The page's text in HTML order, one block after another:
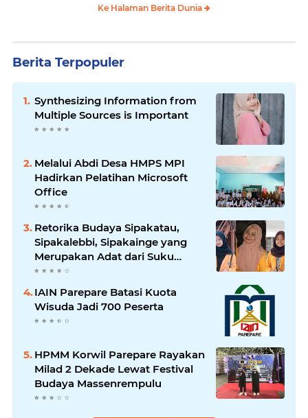
Ke Halaman Berita Dunia
Berita Terpopuler
Synthesizing Information from
Multiple Sources is Important
Melalui Abdi Desa HMPS MPI
Hadirkan Pelatihan Microsoft
Office
Retorika Budaya Sipakatau,
Sipakalebbi, Sipakainge yang
Merupakan Adat dari Suku
Bugis
IAIN Parepare Batasi Kuota
Wisuda Jadi 700 Peserta
HPMM Korwil Parepare Rayakan
Milad 2 Dekade Lewat Festival
Budaya Massenrempulu